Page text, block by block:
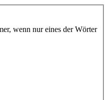
wenn nur eines der Wörter